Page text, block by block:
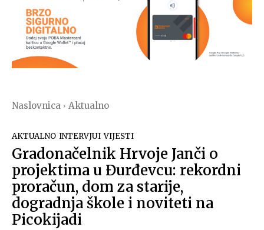
Naslovnica Aktualno
AKTUALNO INTERVJUI VIJESTI
Gradonačelnik Hrvoje Janči o
projektima u Đurđevcu: rekordni
proračun, dom za starije,
dogradnja škole i noviteti na
Picokijadi